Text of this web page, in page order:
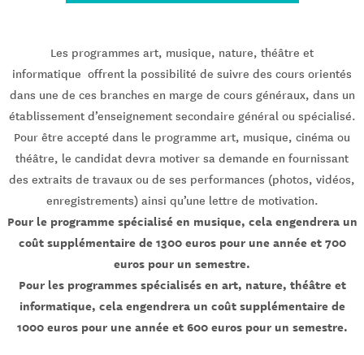
Les programmes art, musique, nature, théâtre et
informatique offrent la possibilité de suivre des cours orientés
dans une de ces branches en marge de cours généraux, dans un
établissement d’enseignement secondaire général ou spécialisé.
Pour être accepté dans le programme art, musique, cinéma ou
théâtre, le candidat devra motiver sa demande en fournissant
des extraits de travaux ou de ses performances (photos, vidéos,
enregistrements) ainsi qu’une lettre de motivation.
Pour le programme spécialisé en musique, cela engendrera un
coût supplémentaire de 1300 euros pour une année et 700
euros pour un semestre.
Pour les programmes spécialisés en art, nature, théâtre et
informatique, cela engendrera un coût supplémentaire de
1000 euros pour une année et 600 euros pour un semestre.